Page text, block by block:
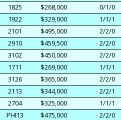
1825
$268,000 0/1/0
1922
$329,000 1/1/1
2101
$495,000 2/2/0
2910
$459,500 2/2/0
3102
$450,000 2/2/0
1711
$269,000 1/1/1
3126
$365,000 2/2/0
2113
$344,000 2/2/1
2704
$325,000 1/1/1
PHI13
$475,000 2/2/0